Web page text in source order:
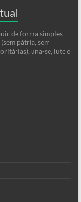
de forma simples
pátria, sem
una-se, lute e